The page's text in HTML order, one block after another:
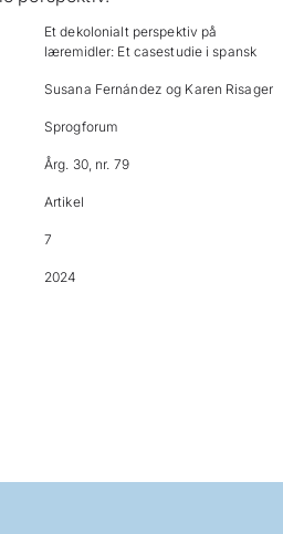
Et dekolonialt perspektiv på
læremidler: Et casestudie i spansk
Susana Fernández og Karen Risager
Sprogforum
Årg. 30, nr. 79
Artikel
7
2024